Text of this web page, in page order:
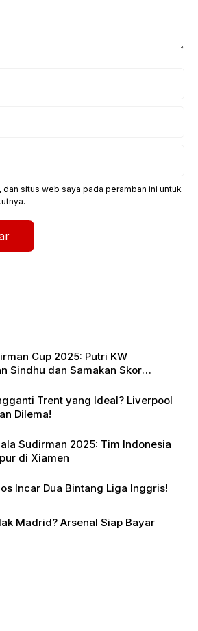
dan situs web saya pada peramban ini untuk
Cup 2025: Putri KW
Sindhu dan Samakan Skor
Trent yang Ideal? Liverpool
Dilema!
Sudirman 2025: Tim Indonesia
di Xiamen
Incar Dua Bintang Liga Inggris!
Madrid? Arsenal Siap Bayar